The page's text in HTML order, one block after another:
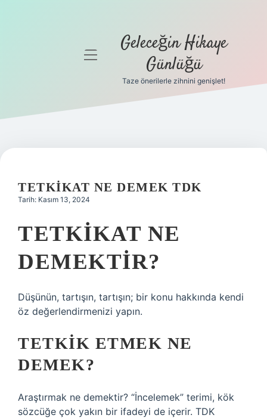
Gizlilik
Hakkımızda
menüyü Geleceğin Hikaye
Günlüğü
Taze önerilerle zihnini genişlet!
TETKIKAT NE DEMEK TDK
Tarih: Kasım 13, 2024
TETKIKAT NE
DEMEKTIR?
Düşünün, tartışın, tartışın; bir konu hakkında kendi
öz değerlendirmenizi yapın.
TETKIK ETMEK NE
DEMEK?
Araştırmak ne demektir? “İncelemek” terimi, kök
sözcüğe çok yakın bir ifadeyi de içerir. TDK